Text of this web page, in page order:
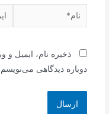
نام*
ذخیره نام، ایمیل
دوباره دیدگاهی